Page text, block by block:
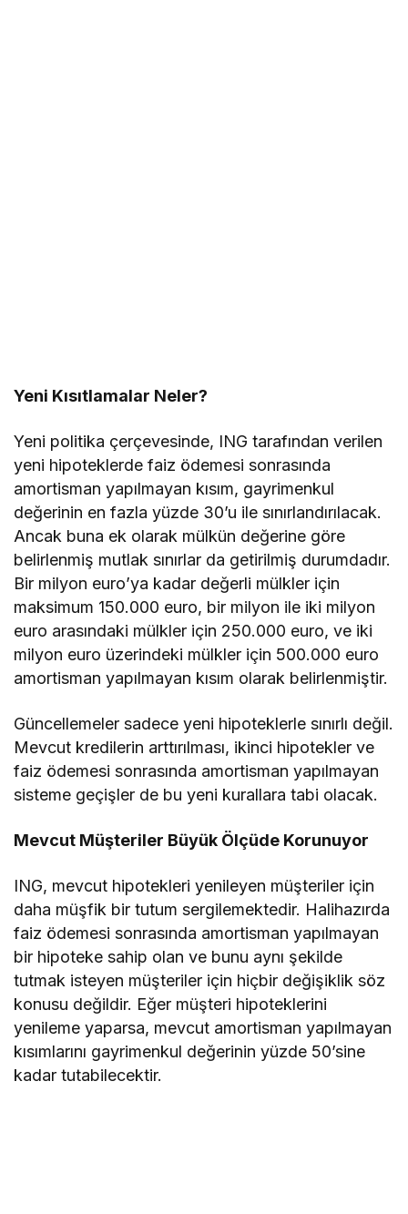
Yeni Kısıtlamalar Neler?
Yeni politika çerçevesinde, ING tarafından verilen
yeni hipoteklerde faiz ödemesi sonrasında
amortisman yapılmayan kısım, gayrimenkul
değerinin en fazla yüzde 30’u ile sınırlandırılacak.
Ancak buna ek olarak mülkün değerine göre
belirlenmiş mutlak sınırlar da getirilmiş durumdadır.
Bir milyon euro’ya kadar değerli mülkler için
maksimum 150.000 euro, bir milyon ile iki milyon
euro arasındaki mülkler için 250.000 euro, ve iki
milyon euro üzerindeki mülkler için 500.000 euro
amortisman yapılmayan kısım olarak belirlenmiştir.
Güncellemeler sadece yeni hipoteklerle sınırlı değil.
Mevcut kredilerin arttırılması, ikinci hipotekler ve
faiz ödemesi sonrasında amortisman yapılmayan
sisteme geçişler de bu yeni kurallara tabi olacak.
Mevcut Müşteriler Büyük Ölçüde Korunuyor
ING, mevcut hipotekleri yenileyen müşteriler için
daha müşfik bir tutum sergilemektedir. Halihazırda
faiz ödemesi sonrasında amortisman yapılmayan
bir hipoteke sahip olan ve bunu aynı şekilde
tutmak isteyen müşteriler için hiçbir değişiklik söz
konusu değildir. Eğer müşteri hipoteklerini
yenileme yaparsa, mevcut amortisman yapılmayan
kısımlarını gayrimenkul değerinin yüzde 50’sine
kadar tutabilecektir.